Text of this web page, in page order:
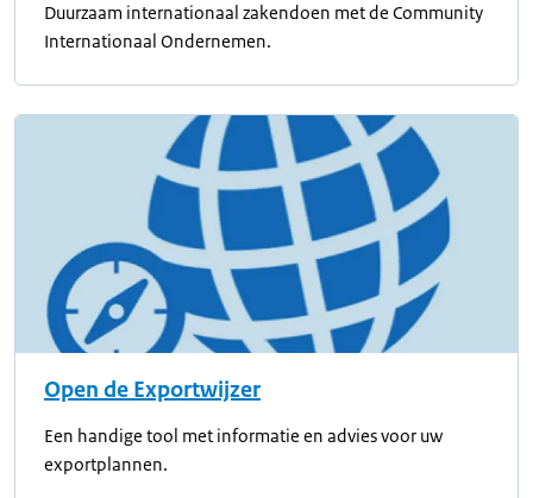
Duurzaam internationaal zakendoen met de Community
Internationaal Ondernemen.
Open de Exportwijzer
Een handige tool met informatie en advies voor uw
exportplannen.